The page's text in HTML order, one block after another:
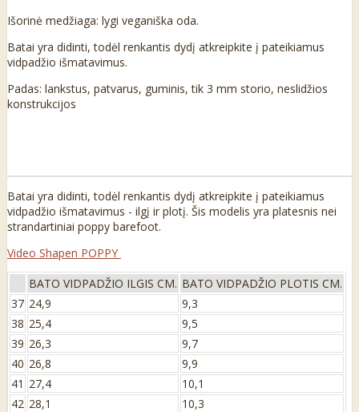
Išorinė medžiaga: lygi veganiška oda.
Batai yra didinti, todėl renkantis dydį atkreipkite į pateikiamus
vidpadžio išmatavimus.
Padas: lankstus, patvarus, guminis, tik 3 mm storio, neslidžios
konstrukcijos
Batai yra didinti, todėl renkantis dydį atkreipkite į pateikiamus
vidpadžio išmatavimus - ilgį ir plotį. Šis modelis yra platesnis nei
strandartiniai poppy barefoot.
Video Shapen POPPY
BATO VIDPADŽIO ILGIS CM. BATO VIDPADŽIO PLOTIS CM.
37 24,9
9,3
38 25,4
9,5
39 26,3
9,7
40 26,8
9,9
41 27,4
10,1
42 28,1 10,3